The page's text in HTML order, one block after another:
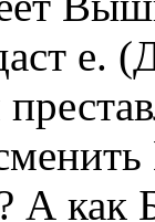
е.
А как